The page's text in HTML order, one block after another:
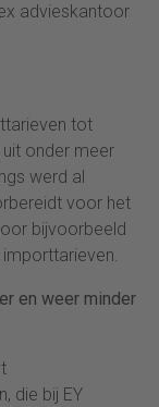
advieskantoor
tot
onder meer
werd al
voor het
bijvoorbeeld
en weer minder
die bij EY